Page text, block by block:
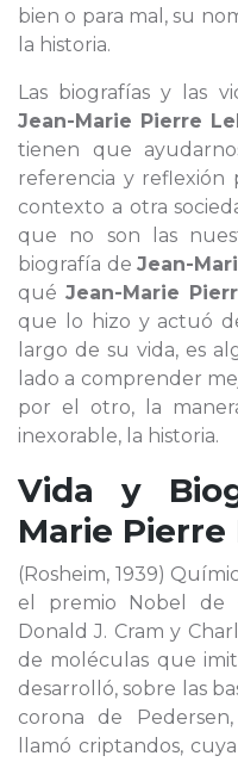
bien o para mal, su
la historia.
Las biografías y las
Jean-Marie Pierre
tienen que
referencia y
contexto a otra
que no son las
biografía deJean-
qué Jean-Marie
que lo hizo y actuó
largo de su vida, es
lado a comprender
por el otro, la
inexorable, la historia.
Vida y
Marie Pierre
(Rosheim, 1939)
el premio Nobel de
Donald J. Cram y
de moléculas que
desarrolló, sobre las
corona de
llamó criptandos,